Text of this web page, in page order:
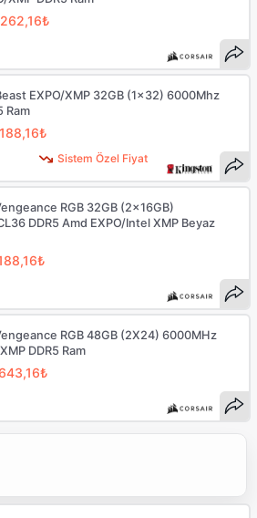
Sistem Özel Fiyat
EXPO/XMP 32GB (1x32) 6000Mhz
Ram
RGB 32GB (2x16GB)
DDR5 Amd EXPO/Intel XMP Beyaz
RGB 48GB (2X24) 6000MHz
DDR5 Ram